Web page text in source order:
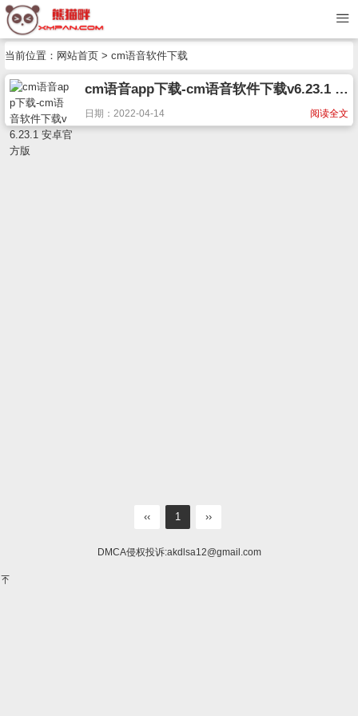
当前位置： 网站首页 > cm语音软件下载
cm语音app下载-cm语音软件下载v6.23.1 安卓官方版
阅读全文
日期：2022-04-14
‹‹ 1 ››
DMCA侵权投诉:akdlsa12@gmail.com